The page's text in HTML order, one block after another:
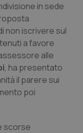
in sede
non iscrivere sul
a favore
alle
, ha presentato
il parere sui
poi
scorse